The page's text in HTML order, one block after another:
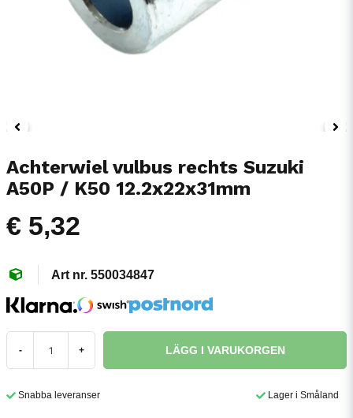
Achterwiel vulbus rechts Suzuki
A50P / K50 12.2x22x31mm
€ 5,32
550034847
- + LÄGG I VARUKORGEN
Snabba leveranser Lager i Småland